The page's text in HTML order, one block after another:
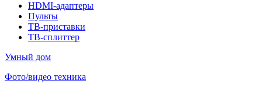
HDMI-адаптеры
Пульты
ТВ-приставки
ТВ-сплиттер
Умный дом
Фото/видео техника